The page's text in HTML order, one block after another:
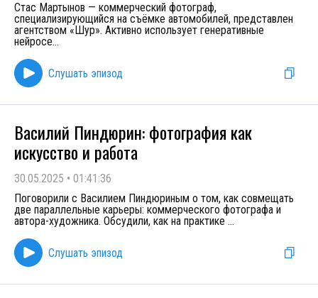
Стас Мартынов — коммерческий фотограф,
специализирующийся на съёмке автомобилей, представлен
агентством «Шур». Активно использует генеративные
нейросе...
Слушать эпизод
Василий Пиндюрин: фотография как
искусство и работа
30.05.2025 • 01:41:36
Поговорили с Василием Пиндюриным о том, как совмещать
две параллельные карьеры: коммерческого фотографа и
автора-художника. Обсудили, как на практике ...
Слушать эпизод